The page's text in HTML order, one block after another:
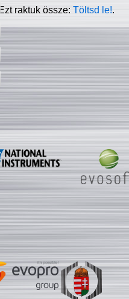
Ezt raktuk össze:Töltsd le!.